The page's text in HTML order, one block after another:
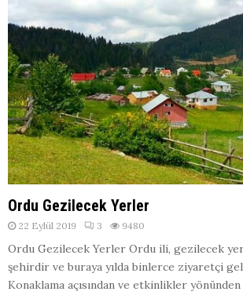
Ordu Gezilecek Yerler
22 Eylül 2019 3 9480
Ordu Gezilecek Yerler Ordu ili, gezilecek
şehirdir ve buraya yılda binlerce ziyaretçi
Konaklama açısından ve etkinlikler